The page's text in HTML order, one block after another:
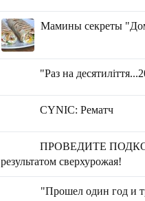
Мамины секреты
"Раз на
СYNIC: Рематч
ПРОВЕДИТЕ
результатом сверхурожая!
"Прошел один год и